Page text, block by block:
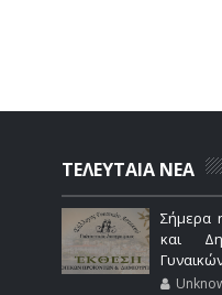
ΤΕΛΕΥΤΑΙΑ ΝΕΑ
Σήμερα
και